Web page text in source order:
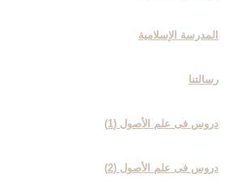
المدرسة الإسلامیة
رسالتنا
دروس فی علم الأصول (1)
دروس فی علم الأصول (2)